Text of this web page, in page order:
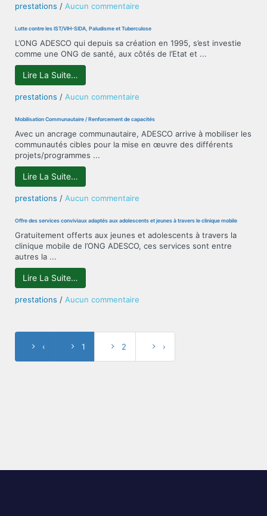
prestations / Aucun commentaire
de
femme
et
les
violences
basées
Lutte contre les IST/VIH-SIDA, Paludisme et Tuberculose
L’ONG ADESCO qui depuis sa création en 1995, s’est investie
comme une ONG de santé, aux côtés de l’Etat et ...
Lire La Suite…
prestations / Aucun commentaire
contre
IST/VIH-
SIDA,
Mobilisation Communautaire / Renforcement de capacités
Avec un ancrage communautaire, ADESCO arrive à mobiliser les
communautés cibles pour la mise en œuvre des différents
projets/programmes ...
Lire La Suite…
prestations / Aucun commentaire
Communautaire
Renforcement
de
Offre des services conviviaux adaptés aux adolescents et jeunes à travers le clinique mobile
Gratuitement offerts aux jeunes et adolescents à travers la
clinique mobile de l’ONG ADESCO, ces services sont entre
autres la ...
Lire La Suite…
prestations / Aucun commentaire
services
aux
‹ 1 2 ›